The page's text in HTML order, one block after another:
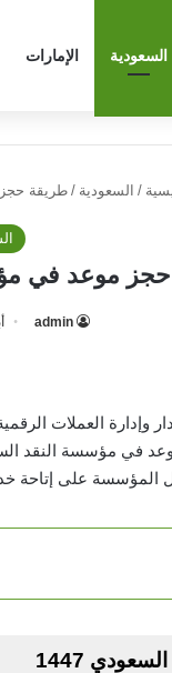
السعودية الإمارات
/ السعودية / طريقة حجز
موعد في
admin
العملات
في مؤسسة النقد
المؤسسة على إتاحة
1447